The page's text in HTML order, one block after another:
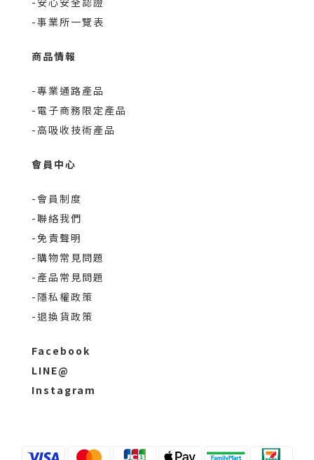
-事業所一覽表
商品情報
-專業通路產品
-電子商務限定產品
-高吸收技術產品
會員中心
-會員制度
-聯絡我們
-免責聲明
-購物常見問題
-產品常見問題
-隱私權政策
-退換貨政策
Facebook
LINE@
Instagram